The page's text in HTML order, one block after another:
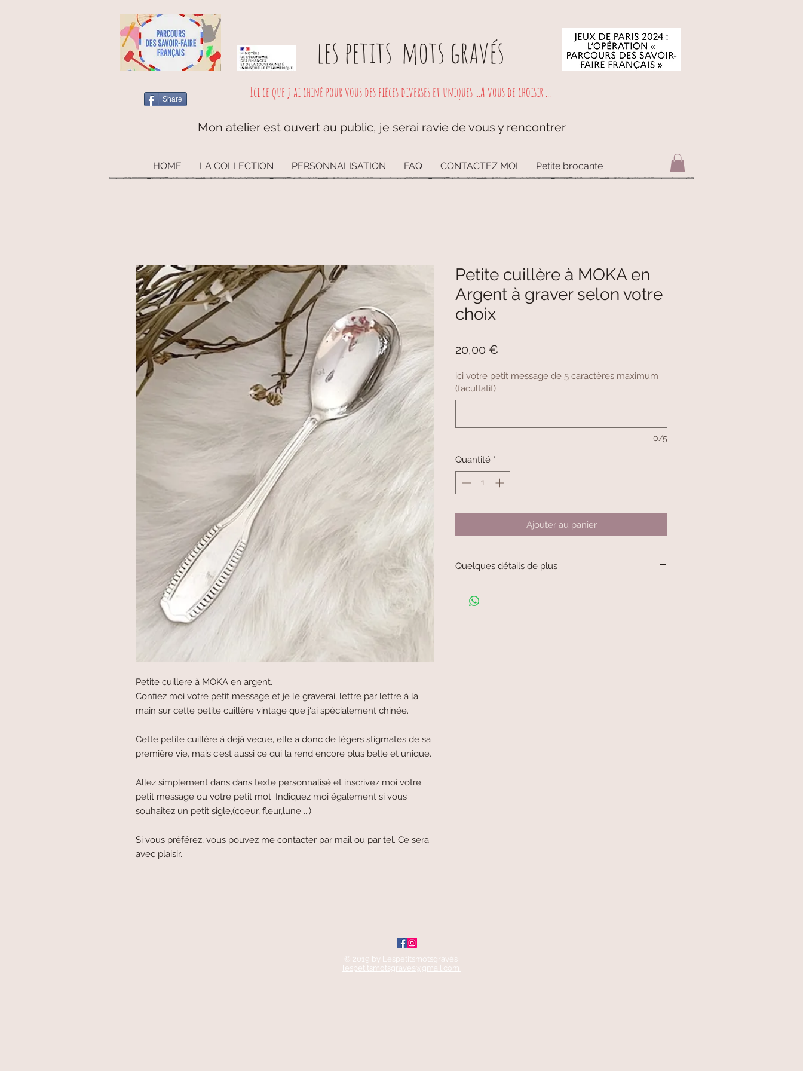
Share
les petits mots gravés
Ici ce que j'ai chiné pour vous des pièces diverses et uniques ...A vous de choisir ...
Mon atelier est ouvert au public, je serai ravie de vous y rencontrer
HOME LA COLLECTION PERSONNALISATION FAQ CONTACTEZ MOI Petite brocante
Petite cuillere à MOKA en argent.
Confiez moi votre petit message et je le graverai, lettre par lettre à la
main sur cette petite cuillère vintage que j'ai spécialement chinée.
Cette petite cuillère à déjà vecue, elle a donc de légers stigmates de sa
première vie, mais c'est aussi ce qui la rend encore plus belle et unique.
Allez simplement dans dans texte personnalisé et inscrivez moi votre
petit message ou votre petit mot. Indiquez moi également si vous
souhaitez un petit sigle,(coeur, fleur,lune ...).
Si vous préférez, vous pouvez me contacter par mail ou par tel. Ce sera
avec plaisir.
Petite cuillère à MOKA en
Argent à graver selon votre
choix
20,00 €
ici votre petit message de 5 caractères maximum
(facultatif)
0/5
Quantité *
Ajouter au panier
Quelques détails de plus
Environ 11cm
© 2019 by Lespetitsmotsgravés
lespetitsmotsgraves@gmail.com